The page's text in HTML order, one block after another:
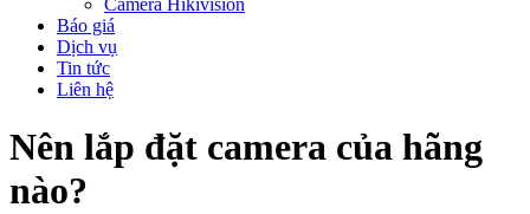
Camera Hikivision
Báo giá
Dịch vụ
Tin tức
Liên hệ
Nên lắp đặt camera của hãng
nào?